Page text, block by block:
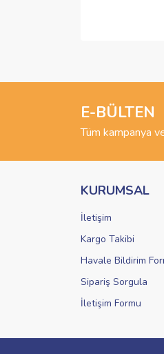
Ürün resmi
Bu ürüne
E-BÜLTEN
Tüm kampanya
KURUMSAL
İletişim
Kargo Takibi
Havale Bildirim
Sipariş Sorgula
İletişim Formu